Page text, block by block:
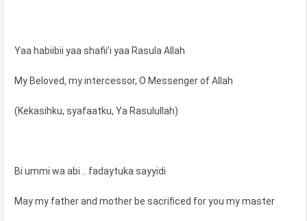
Yaa habiibii yaa shafii’i yaa Rasula Allah
My Beloved, my intercessor, O Messenger of Allah
(Kekasihku, syafaatku, Ya Rasulullah)
Bi ummi wa abi .. fadaytuka sayyidi
May my father and mother be sacrificed for you my master